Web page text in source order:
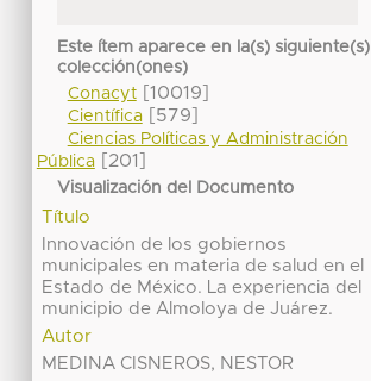
Este ítem aparece en la(s) siguiente(s)
colección(ones)
Conacyt[10019]
Científica[579]
Ciencias Políticas y Administración
Pública[201]
Visualización del Documento
Título
Innovación de los gobiernos
municipales en materia de salud en el
Estado de México. La experiencia del
municipio de Almoloya de Juárez.
Autor
MEDINA CISNEROS, NESTOR